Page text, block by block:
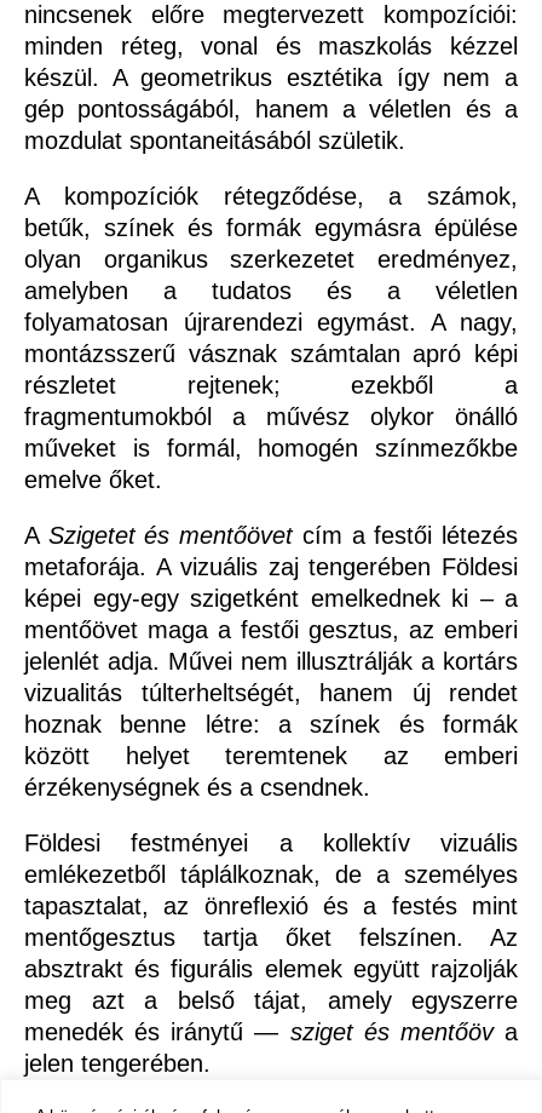
nincsenek előre megtervezett kompozíciói:
minden réteg, vonal és maszkolás kézzel
készül. A geometrikus esztétika így nem a
gép pontosságából, hanem a véletlen és a
mozdulat spontaneitásából születik.
A kompozíciók rétegződése, a számok,
betűk, színek és formák egymásra épülése
olyan organikus szerkezetet eredményez,
amelyben a tudatos és a véletlen
folyamatosan újrarendezi egymást. A nagy,
montázsszerű vásznak számtalan apró képi
részletet rejtenek; ezekből a
fragmentumokból a művész olykor önálló
műveket is formál, homogén színmezőkbe
emelve őket.
A Szigetet és mentőövetcím a festői létezés
metaforája. A vizuális zaj tengerében Földesi
képei egy-egy szigetként emelkednek ki – a
mentőövet maga a festői gesztus, az emberi
jelenlét adja. Művei nem illusztrálják a kortárs
vizualitás túlterheltségét, hanem új rendet
hoznak benne létre: a színek és formák
között helyet teremtenek az emberi
érzékenységnek és a csendnek.
Földesi festményei a kollektív vizuális
emlékezetből táplálkoznak, de a személyes
tapasztalat, az önreflexió és a festés mint
mentőgesztus tartja őket felszínen. Az
absztrakt és figurális elemek együtt rajzolják
meg azt a belső tájat, amely egyszerre
menedék és iránytű — sziget és mentőöva
jelen tengerében.